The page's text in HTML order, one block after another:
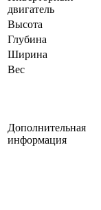
двигатель
Высота
Глубина
Ширина
Вес
Дополнительная
информация